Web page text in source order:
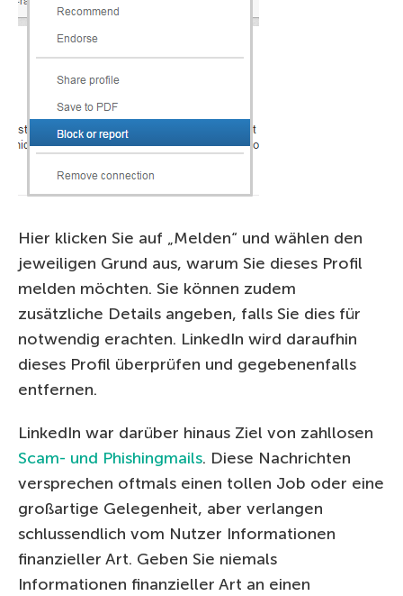
Hier klicken Sie auf „Melden“ und wählen den
jeweiligen Grund aus, warum Sie dieses Profil
melden möchten. Sie können zudem
zusätzliche Details angeben, falls Sie dies für
notwendig erachten. LinkedIn wird daraufhin
dieses Profil überprüfen und gegebenenfalls
entfernen.
LinkedIn war darüber hinaus Ziel von zahllosen
Scam- und Phishingmails. Diese Nachrichten
versprechen oftmals einen tollen Job oder eine
großartige Gelegenheit, aber verlangen
schlussendlich vom Nutzer Informationen
finanzieller Art. Geben Sie niemals
Informationen finanzieller Art an einen